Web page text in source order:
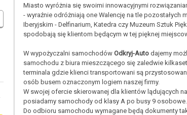
Miasto wyróżnia się swoimi innowacyjnymi
- wyraźnie odróżniają one Walencję na tle pozostałych
Iberyjskim - Delfinarium, Katedra czy Muzeum Sztuk
spodobają się klientom będącym w tej pięknej
W wypożyczalni samochodów Odkryj-Auto dajemy
samochodu z biura mieszczącego się zaledwie
terminala gdzie klienci transportowani są
osób busem oznaczonym logiem naszej firmy.
W swojej ofercie skierowanej dla klientów lądujących
posiadamy samochody od klasy A po busy 9 osobowe.
Do odbioru samochodu wymagane będą dokumenty